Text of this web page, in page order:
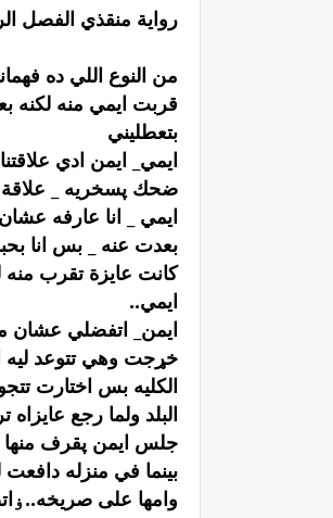
رواية منقذي الفصل
من النوع اللي ده
قربت ايمي منه لكنه
بتعطليني
ايمي_ ايمن ادي
ضحك پسخريه _ علاقة
ايمي _ انا عارفه
بعدت عنه _ بس انا
كانت عايزة تقرب
ايمي..
ايمن_ اتفضلي
خړجت وهي تتوعد ليه
الكليه بس اختارت
البلد ولما رجع
جلس ايمن پقرف
بينما في منزله
وامها على